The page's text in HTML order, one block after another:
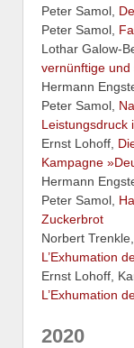
Peter Samol,
Peter Samol,
Lothar Galow-
vernünftige
Hermann
Peter Samol,
Leistungsdruck
Ernst Lohoff,
Kampagne
Hermann
Peter Samol,
Zuckerbrot
Norbert Trenkle,
L’Exhumation
Ernst Lohoff,
L’Exhumation
2020